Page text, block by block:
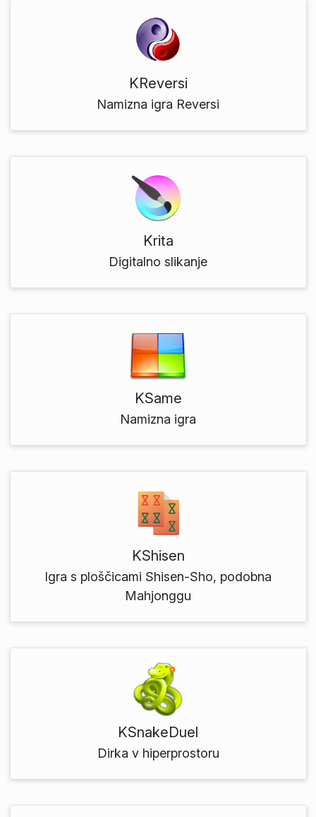
KReversi
Namizna igra Reversi
Krita
Digitalno slikanje
KSame
Namizna igra
KShisen
Igra s ploščicami Shisen-Sho, podobna
Mahjonggu
KSnakeDuel
Dirka v hiperprostoru